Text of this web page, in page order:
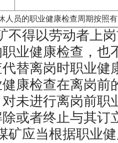
人员的职业健康检查周期按照
不得以劳动者上
业健康检查，也
替离岗时职业健
康检查在离岗前
未进行离岗前职
或者终止与其订
矿应当根据职业